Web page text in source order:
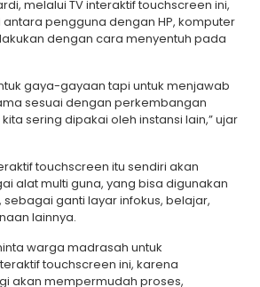
melalui TV interaktif touchscreen ini,
pengguna dengan HP, komputer
dengan cara menyentuh pada
gaya-gayaan tapi untuk menjawab
sesuai dengan perkembangan
sering dipakai oleh instansi lain,” ujar
touchscreen itu sendiri akan
alat multi guna, yang bisa digunakan
ganti layar infokus, belajar,
lainnya.
warga madrasah untuk
touchscreen ini, karena
akan mempermudah proses,